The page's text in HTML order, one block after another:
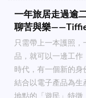
一年旅居走過逾
聊苦與樂
只需帶上一本護照
品，就可以一邊工
時代，有一個新的
結合以電子產品為生
地點的「遊民」特徵